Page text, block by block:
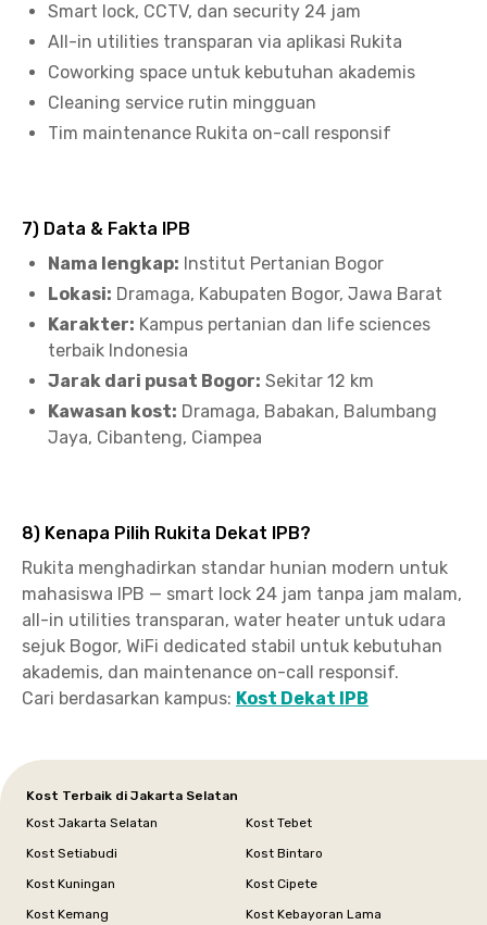
Smart lock, CCTV, dan security 24 jam
All-in utilities transparan via aplikasi Rukita
Coworking space untuk kebutuhan akademis
Cleaning service rutin mingguan
Tim maintenance Rukita on-call responsif
7) Data & Fakta IPB
Nama lengkap: Institut Pertanian Bogor
Lokasi: Dramaga, Kabupaten Bogor, Jawa Barat
Karakter: Kampus pertanian dan life sciences
terbaik Indonesia
Jarak dari pusat Bogor: Sekitar 12 km
Kawasan kost: Dramaga, Babakan, Balumbang
Jaya, Cibanteng, Ciampea
8) Kenapa Pilih Rukita Dekat IPB?
Rukita menghadirkan standar hunian modern untuk
mahasiswa IPB — smart lock 24 jam tanpa jam malam,
all-in utilities transparan, water heater untuk udara
sejuk Bogor, WiFi dedicated stabil untuk kebutuhan
akademis, dan maintenance on-call responsif.
Cari berdasarkan kampus: Kost Dekat IPB
Kost Terbaik di Jakarta Selatan
Kost Jakarta Selatan
Kost Tebet
Kost Setiabudi
Kost Bintaro
Kost Kuningan
Kost Cipete
Kost Kemang
Kost Kebayoran Lama